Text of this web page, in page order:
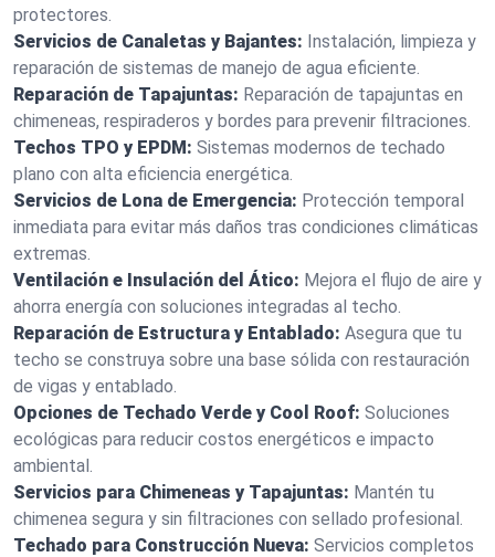
protectores.
Servicios de Canaletas y Bajantes: Instalación, limpieza y
reparación de sistemas de manejo de agua eficiente.
Reparación de Tapajuntas: Reparación de tapajuntas en
chimeneas, respiraderos y bordes para prevenir filtraciones.
Techos TPO y EPDM: Sistemas modernos de techado
plano con alta eficiencia energética.
Servicios de Lona de Emergencia: Protección temporal
inmediata para evitar más daños tras condiciones climáticas
extremas.
Ventilación e Insulación del Ático: Mejora el flujo de aire y
ahorra energía con soluciones integradas al techo.
Reparación de Estructura y Entablado: Asegura que tu
techo se construya sobre una base sólida con restauración
de vigas y entablado.
Opciones de Techado Verde y Cool Roof: Soluciones
ecológicas para reducir costos energéticos e impacto
ambiental.
Servicios para Chimeneas y Tapajuntas: Mantén tu
chimenea segura y sin filtraciones con sellado profesional.
Techado para Construcción Nueva: Servicios completos